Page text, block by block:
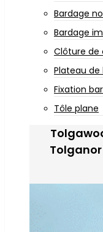
Bardage
Bardage
Clôture de
Plateau de
Fixation
Tôle plane